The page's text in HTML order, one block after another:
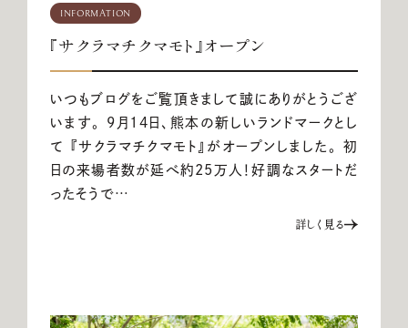
INFORMATION
『サクラマチクマモト』オープン
いつもブログをご覧頂きまして誠にありがとうござ
います。 9月14日、熊本の新しいランドマークとし
て 『サクラマチクマモト』がオープンしました。 初
日の来場者数が延べ約25万人！好調なスタートだ
ったそうで…
詳しく見る